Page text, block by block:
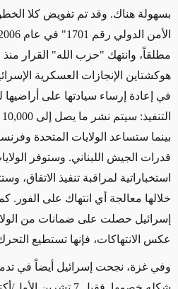
بسهولة هناك. وقد تم تفويض كلا
مطلقاً، وانتهك "حزب الله" القرار منذ
هوكشتاين الإنجازات العسكرية
في
إعادة إرساء سيادتها على
بينما ستساعد الولايات المتحدة
قدرات الجيش اللبناني. وستوفر
استخباراتية لمراقبة تنفيذ الاتفاق،
خلالها معالجة أي انتهاك على الفور.
إسرائيل حصلت على ضمانات من
عكس الانتهاكات، فإنها تستطيع
وفي غزة، نجحت إسرائيل أيضاً في